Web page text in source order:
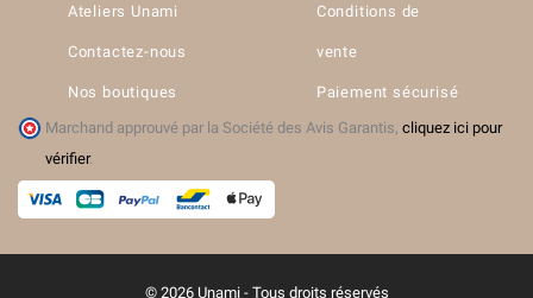
Ateliers Unami
Contactez-nous
Nos boutiques
Conditions de
vente
Paiement sécurisé
Marchand approuvé par la Société des Avis Garantis, cliquez ici pour
vérifier.
© 2026 Unami - Tous droits réservés